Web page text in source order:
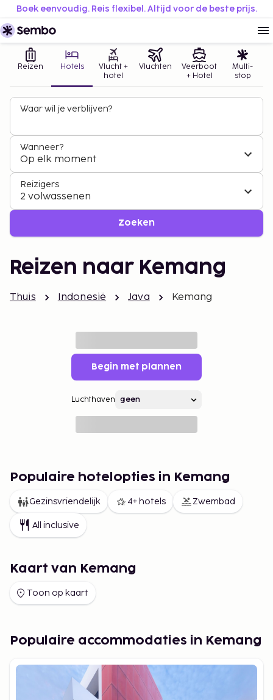
Boek eenvoudig. Reis flexibel. Altijd voor de beste prijs.
Reizen Hotels
Vlucht +
hotel
Vluchten
Veerboot
+ Hotel
Multi-
stop
Waar wil je verblijven?
Wanneer?
Op elk moment
Reizigers
2 volwassenen
Zoeken
Reizen naar Kemang
Thuis Indonesië Java Kemang
Begin met plannen
Luchthaven
Populaire hotelopties in Kemang
Gezinsvriendelijk 4+ hotels Zwembad
All inclusive
Kaart van Kemang
Toon op kaart
Populaire accommodaties in Kemang